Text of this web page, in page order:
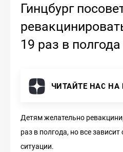
Гинцбург
19 раз в полгода
ЧИТАЙТЕ НАС НА
Детям желательно
раз в полгода, но все
ситуации.